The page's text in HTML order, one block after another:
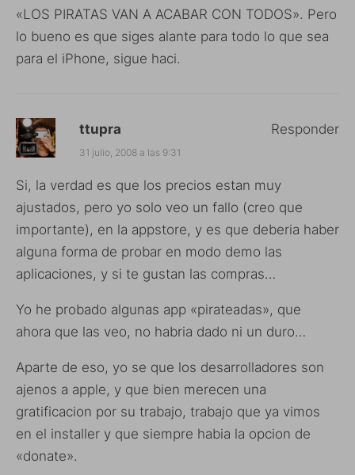
«LOS PIRATAS VAN A ACABAR CON TODOS». Pero
lo bueno es que siges alante para todo lo que sea
para el iPhone, sigue haci.
ttupra
31 julio, 2008 a las 9:31
Si, la verdad es que los precios estan muy
ajustados, pero yo solo veo un fallo (creo que
importante), en la appstore, y es que deberia haber
alguna forma de probar en modo demo las
aplicaciones, y si te gustan las compras…
Yo he probado algunas app «pirateadas», que
ahora que las veo, no habria dado ni un duro…
Aparte de eso, yo se que los desarrolladores son
ajenos a apple, y que bien merecen una
gratificacion por su trabajo, trabajo que ya vimos
en el installer y que siempre habia la opcion de
«donate».
Responder